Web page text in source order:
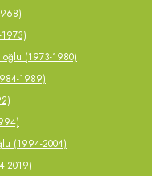
(1973-1980)
1989)
(1994-2004)
2019)